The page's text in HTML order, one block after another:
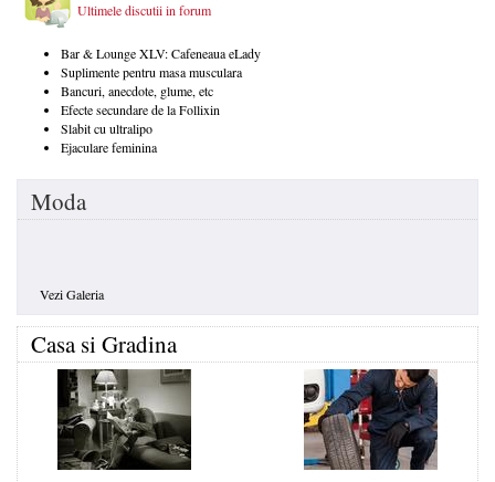
Ultimele discutii in forum
Bar & Lounge XLV: Cafeneaua eLady
Suplimente pentru masa musculara
Bancuri, anecdote, glume, etc
Efecte secundare de la Follixin
Slabit cu ultralipo
Ejaculare feminina
Moda
Vezi Galeria
Casa si Gradina